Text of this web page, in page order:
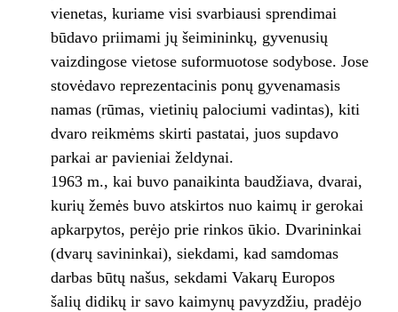
vienetas, kuriame visi svarbiausi sprendimai
būdavo priimami jų šeimininkų, gyvenusių
vaizdingose vietose suformuotose sodybose. Jose
stovėdavo reprezentacinis ponų gyvenamasis
namas (rūmas, vietinių palociumi vadintas), kiti
dvaro reikmėms skirti pastatai, juos supdavo
parkai ar pavieniai želdynai.
1963 m., kai buvo panaikinta baudžiava, dvarai,
kurių žemės buvo atskirtos nuo kaimų ir gerokai
apkarpytos, perėjo prie rinkos ūkio. Dvarininkai
(dvarų savininkai), siekdami, kad samdomas
darbas būtų našus, sekdami Vakarų Europos
šalių didikų ir savo kaimynų pavyzdžiu, pradėjo